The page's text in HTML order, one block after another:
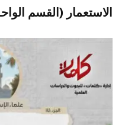
الاستعمار (القسم